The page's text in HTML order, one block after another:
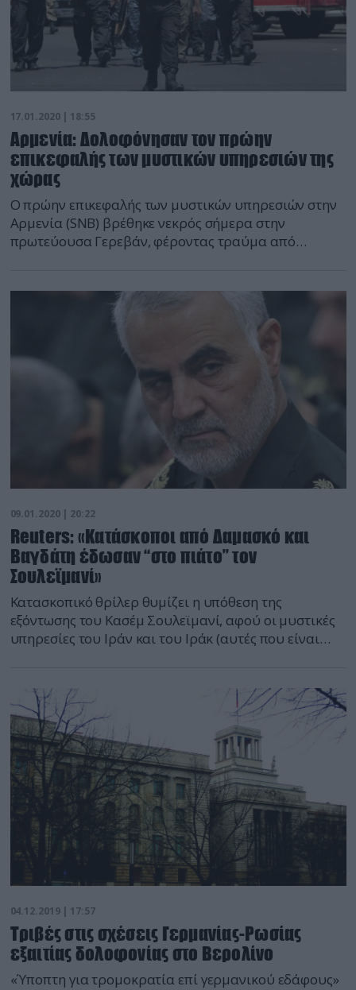
17.01.2020 | 18:55
Αρμενία: Δολοφόνησαν τον πρώην
επικεφαλής των μυστικών υπηρεσιών της
χώρας
Ο πρώην επικεφαλής των μυστικών υπηρεσιών στην
Αρμενία (SNB) βρέθηκε νεκρός σήμερα στην
πρωτεύουσα Γερεβάν, φέροντας τραύμα από
“σημάδι ενός τραύματος από σφαίρα”, δήλωσε σε
ανακοίνωση η αρμενική επιτροπή έρευνας χωρίς να
διευκρινίσει ποια εκδοχή θεωρεί πιθανότερη. Στενός
συνεργάτης του […]
09.01.2020 | 20:22
Reuters: «Κατάσκοποι από Δαμασκό και
Βαγδάτη έδωσαν “στο πιάτο” τον
Σουλεϊμανί»
Κατασκοπικό θρίλερ θυμίζει η υπόθεση της
εξόντωσης του Κασέμ Σουλεϊμανί, αφού οι μυστικές
υπηρεσίες του Ιράν και του Ιράκ (αυτές που είναι
Όπως αντιλαμβανόμαστε, όσοι από αυτούς δεν
έχουν προλάβει να φύγουν προς ασφαλέστερες…
πολιτείες τα πράγματα είναι «σκούρα». Ιρανός
στρατιωτικός διοικητής Κασέμ […]
04.12.2019 | 17:57
Τριβές στις σχέσεις Γερμανίας-Ρωσίας
εξαιτίας δολοφονίας στο Βερολίνο
«Ύποπτη για τρομοκρατία επί γερμανικού εδάφους»